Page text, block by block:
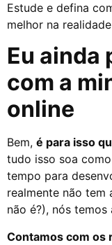
Estude e defina
melhor na
Eu ainda
com a
online
Bem, é para isso
tudo isso soa
tempo para
realmente não tem
não é?), nós temos
Contamos com os